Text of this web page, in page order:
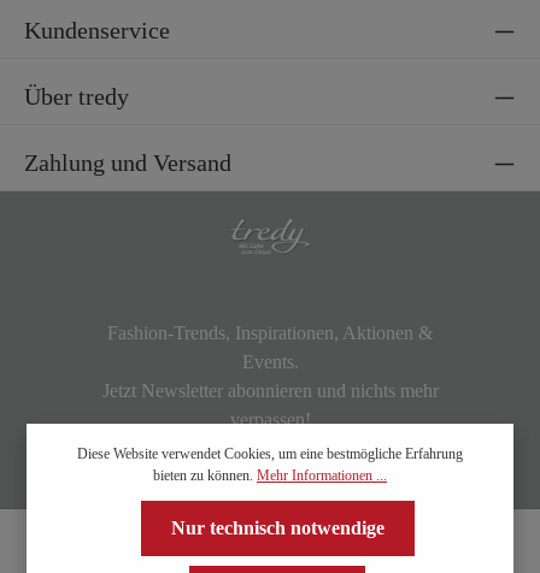
Kundenservice
Über tredy
Zahlung und Versand
Fashion-Trends, Inspirationen, Aktionen &
Events.
Jetzt Newsletter abonnieren und nichts mehr
verpassen!
Diese Website verwendet Cookies, um eine bestmögliche Erfahrung
bieten zu können. Mehr Informationen ...
Nur technisch notwendige